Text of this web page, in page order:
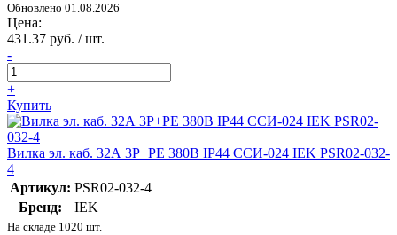
Обновлено 01.08.2026
Цена:
431.37 руб. / шт.
-
+
Купить
Вилка эл. каб. 32А 3P+PE 380В IP44 ССИ-024 IEK PSR02-032-
4
Артикул: PSR02-032-4
Бренд:
IEK
На складе 1020 шт.